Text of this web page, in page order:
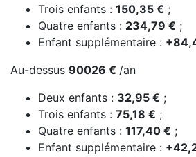
Trois enfants : 150,35 € ;
Quatre enfants : 234,79 € ;
Enfant supplémentaire :
Au-dessus 90026 € /an
Deux enfants : 32,95 € ;
Trois enfants : 75,18 € ;
Quatre enfants : 117,40 € ;
Enfant supplémentaire :